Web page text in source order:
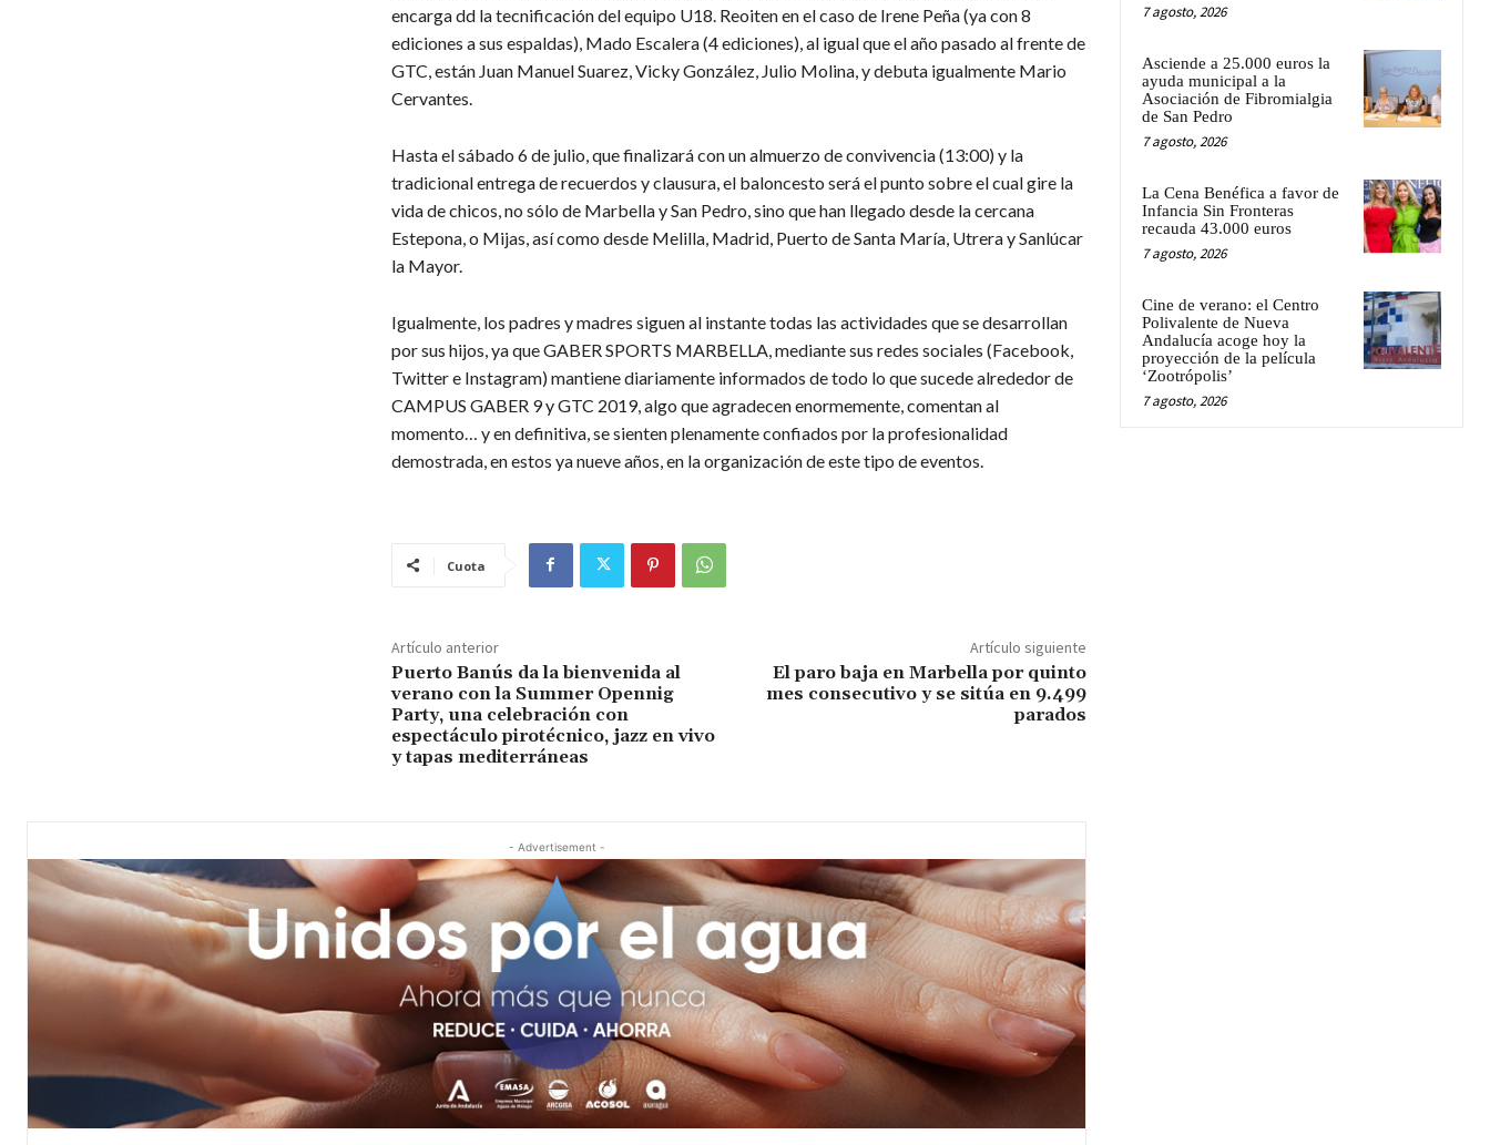
encarga dd la tecnificación del equipo U18. Reoiten en el caso de Irene Peña (ya con 8
ediciones a sus espaldas), Mado Escalera (4 ediciones), al igual que el año pasado al frente de
GTC, están Juan Manuel Suarez, Vicky González, Julio Molina, y debuta igualmente Mario
Cervantes.
Hasta el sábado 6 de julio, que finalizará con un almuerzo de convivencia (13:00) y la
tradicional entrega de recuerdos y clausura, el baloncesto será el punto sobre el cual gire la
vida de chicos, no sólo de Marbella y San Pedro, sino que han llegado desde la cercana
Estepona, o Mijas, así como desde Melilla, Madrid, Puerto de Santa María, Utrera y Sanlúcar
la Mayor.
Igualmente, los padres y madres siguen al instante todas las actividades que se desarrollan
por sus hijos, ya que GABER SPORTS MARBELLA, mediante sus redes sociales (Facebook,
Twitter e Instagram) mantiene diariamente informados de todo lo que sucede alrededor de
CAMPUS GABER 9 y GTC 2019, algo que agradecen enormemente, comentan al
momento… y en definitiva, se sienten plenamente confiados por la profesionalidad
demostrada, en estos ya nueve años, en la organización de este tipo de eventos.
Cuota
Artículo anterior
Puerto Banús da la bienvenida al
verano con la Summer Opennig
Party, una celebración con
espectáculo pirotécnico, jazz en vivo
y tapas mediterráneas
Artículo siguiente
El paro baja en Marbella por quinto
mes consecutivo y se sitúa en 9.499
parados
- Advertisement -
7 agosto, 2026
Asciende a 25.000 euros la
ayuda municipal a la
Asociación de Fibromialgia
de San Pedro
7 agosto, 2026
La Cena Benéfica a favor de
Infancia Sin Fronteras
recauda 43.000 euros
7 agosto, 2026
Cine de verano: el Centro
Polivalente de Nueva
Andalucía acoge hoy la
proyección de la película
‘Zootrópolis’
7 agosto, 2026